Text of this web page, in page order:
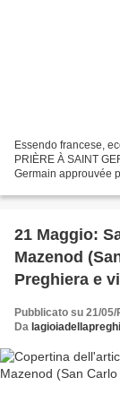
Essendo francese,
PRIÈRE À SAINT
Germain approuvée
21 Maggio:
Mazenod
Preghiera e
Pubblicato su 21/05/
Da